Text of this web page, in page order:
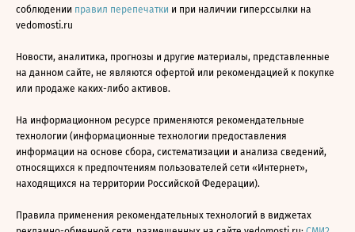
соблюдении правил перепечатки и при наличии гиперссылки на
vedomosti.ru
Новости, аналитика, прогнозы и другие материалы, представленные
на данном сайте, не являются офертой или рекомендацией к покупке
или продаже каких-либо активов.
На информационном ресурсе применяются рекомендательные
технологии (информационные технологии предоставления
информации на основе сбора, систематизации и анализа сведений,
относящихся к предпочтениям пользователей сети «Интернет»,
находящихся на территории Российской Федерации).
Правила применения рекомендательных технологий в виджетах